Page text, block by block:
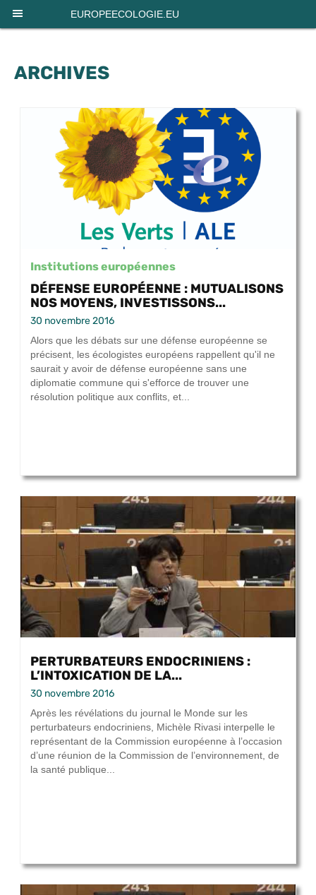
EUROPEECOLOGIE.EU
ARCHIVES
Institutions européennes
DÉFENSE EUROPÉENNE : MUTUALISONS
NOS MOYENS, INVESTISSONS...
30 novembre 2016
Alors que les débats sur une défense européenne se
précisent, les écologistes européens rappellent qu'il ne
saurait y avoir de défense européenne sans une
diplomatie commune qui s'efforce de trouver une
résolution politique aux conflits, et...
PERTURBATEURS ENDOCRINIENS :
L’INTOXICATION DE LA...
30 novembre 2016
Après les révélations du journal le Monde sur les
perturbateurs endocriniens, Michèle Rivasi interpelle le
représentant de la Commission européenne à l’occasion
d’une réunion de la Commission de l’environnement, de
la santé publique...